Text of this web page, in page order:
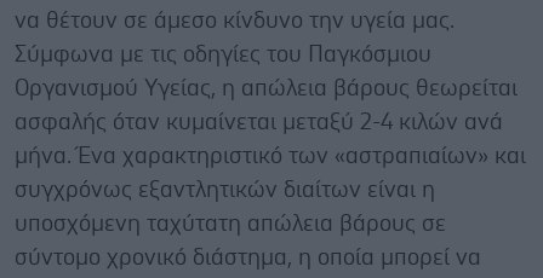
να θέτουν σε άμεσο κίνδυνο την υγεία μας.
Σύμφωνα με τις οδηγίες του Παγκόσμιου
Οργανισμού Υγείας, η απώλεια βάρους θεωρείται
ασφαλής όταν κυμαίνεται μεταξύ 2-4 κιλών ανά
μήνα. Ένα χαρακτηριστικό των «αστραπιαίων» και
συγχρόνως εξαντλητικών διαίτων είναι η
υποσχόμενη ταχύτατη απώλεια βάρους σε
σύντομο χρονικό διάστημα, η οποία μπορεί να